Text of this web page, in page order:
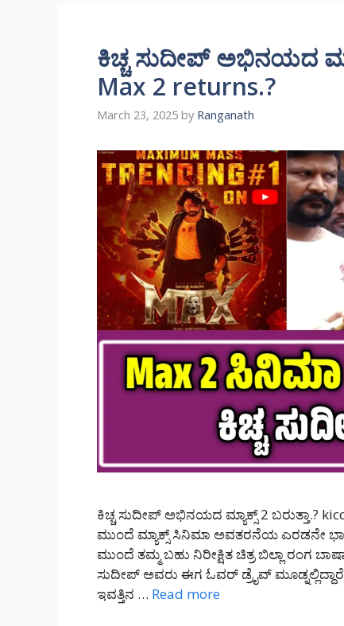
ಕಿಚ್ಚ ಸುದೀಪ್ ಅಭಿನಯದ
Max 2 returns.?
March 23, 2025 by Ranganath
ಕಿಚ್ಚ ಸುದೀಪ್ ಅಭಿನಯದ ಮ್ಯಾಕ್ಸ್ 2 ಬರುತ್ತಾ.?
ಮುಂದೆ ಮ್ಯಾಕ್ಸ್ ಸಿನಿಮಾ ಅವತರನೆಯ ಎರಡನೇ
ಮುಂದೆ ತಮ್ಮ ಬಹು ನಿರೀಕ್ಷಿತ ಚಿತ್ರ ಬಿಲ್ಲಾ ರಂಗ
ಸುದೀಪ್ ಅವರು ಈಗ ಓವರ್ ಡ್ರೈವ್ ಮೂಡ್ನಲ್ಲಿದ್ದಾರೆ
ಇವತ್ತಿನ … Read more